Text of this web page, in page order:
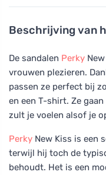
Beschrijving van
De sandalen Perky
vrouwen plezieren.
passen ze perfect bij
en een T-shirt. Ze
zult je voelen alsof je
Perky New Kiss is een
terwijl hij toch de
behoudt. Het is een